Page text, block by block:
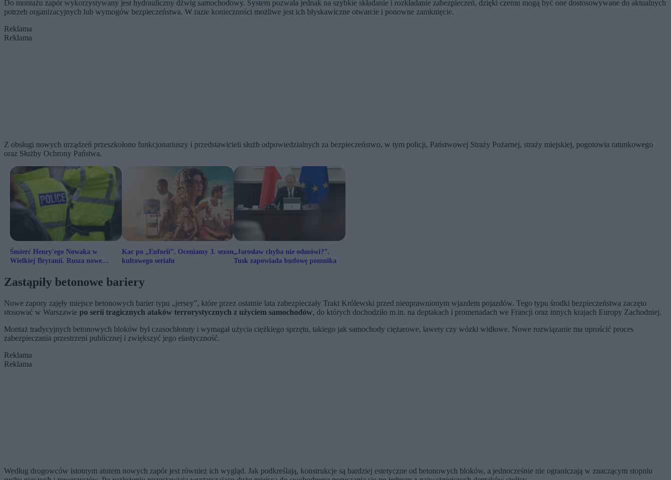
Do montażu zapór wykorzystywany jest hydrauliczny dźwig samochodowy. System pozwala jednak na szybkie składanie i rozkładanie zabezpieczeń, dzięki czemu mogą być one dostosowywane do aktualnych
potrzeb organizacyjnych lub wymogów bezpieczeństwa. W razie konieczności możliwe jest ich błyskawiczne otwarcie i ponowne zamknięcie.
Reklama
Reklama
Z obsługi nowych urządzeń przeszkolono funkcjonariuszy i przedstawicieli służb odpowiedzialnych za bezpieczeństwo, w tym policji, Państwowej Straży Pożarnej, straży miejskiej, pogotowia ratunkowego
oraz Służby Ochrony Państwa.
Śmierć Henry'ego Nowaka w
Wielkiej Brytanii. Rusza nowe
Kac po „Euforii”. Oceniamy 3. sezon
kultowego serialu
„Jarosław chyba nie odmówi?”.
Tusk zapowiada budowę pomnika
Zastąpiły betonowe bariery
Nowe zapory zajęły miejsce betonowych barier typu „jersey”, które przez ostatnie lata zabezpieczały Trakt Królewski przed nieuprawnionym wjazdem pojazdów. Tego typu środki bezpieczeństwa zaczęto
stosować w Warszawie po serii tragicznych ataków terrorystycznych z użyciem samochodów, do których dochodziło m.in. na deptakach i promenadach we Francji oraz innych krajach Europy Zachodniej.
Montaż tradycyjnych betonowych bloków był czasochłonny i wymagał użycia ciężkiego sprzętu, takiego jak samochody ciężarowe, lawety czy wózki widłowe. Nowe rozwiązanie ma uprościć proces
zabezpieczania przestrzeni publicznej i zwiększyć jego elastyczność.
Reklama
Reklama
Według drogowców istotnym atutem nowych zapór jest również ich wygląd. Jak podkreślają, konstrukcje są bardziej estetyczne od betonowych bloków, a jednocześnie nie ograniczają w znaczącym stopniu